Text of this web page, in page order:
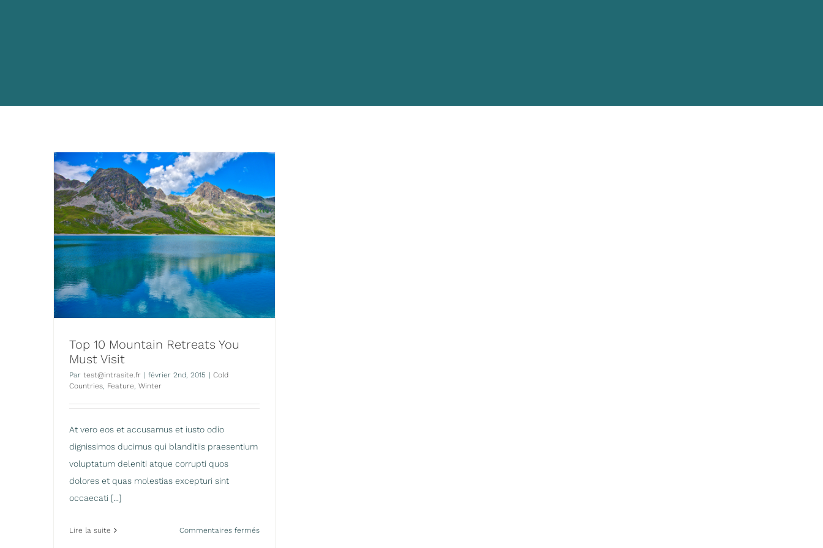
Top 10 Mountain Retreats You
Must Visit
Par test@intrasite.fr | février 2nd, 2015 | Cold
Countries, Feature, Winter
At vero eos et accusamus et iusto odio
dignissimos ducimus qui blanditiis praesentium
voluptatum deleniti atque corrupti quos
dolores et quas molestias excepturi sint
occaecati [...]
Lire la suite Commentaires ferméssur